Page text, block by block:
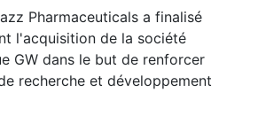
Pharmaceuticals a finalisé
l'acquisition de la société
GW dans le but de renforcer
recherche et développement